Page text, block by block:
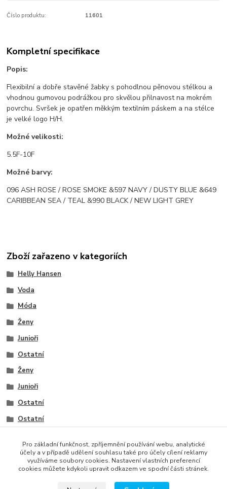
Číslo produktu: 11601
Kompletní specifikace
Popis:
Flexibilní a dobře stavěné žabky s pohodlnou pěnovou stélkou a
vhodnou gumovou podrážkou pro skvělou přilnavost na mokrém
povrchu. Svršek je opatřen měkkým textilním páskem a na stélce
je velké logo H/H.
Možné velikosti:
5.5F-10F
Možné barvy:
096 ASH ROSE / ROSE SMOKE &597 NAVY / DUSTY BLUE &649
CARIBBEAN SEA / TEAL &990 BLACK / NEW LIGHT GREY
Zboží zařazeno v kategoriích
Helly Hansen
Voda
Móda
Ženy
Junioři
Ostatní
Ženy
Junioři
Ostatní
Ostatní
Ostatní
Pro základní funkčnost, zpříjemnění používání webu, analytické
účely a v případě udělení souhlasu také pro účely cílení reklamy
využíváme soubory cookies. Nastavení vlastních preferencí
cookies můžete kdykoli upravit odkazem ve spodní části stránek.